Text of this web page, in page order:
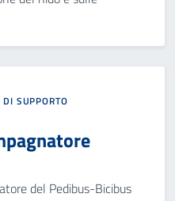
SUPPORTO
del Pedibus-Bicibus